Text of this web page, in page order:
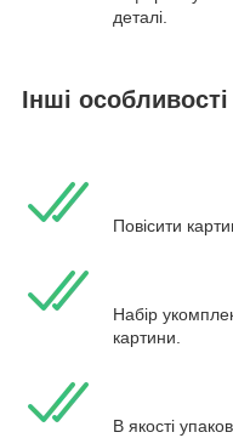
деталі.
Інші особливості
Повісити
Набір
картини.
В якості